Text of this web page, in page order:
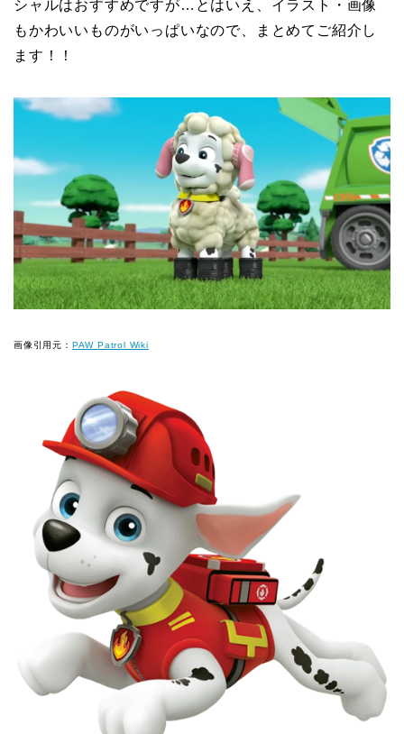
シャルはおすすめですが…とはいえ、イラスト・画像
もかわいいものがいっぱいなので、まとめてご紹介し
ます！！
画像引用元： PAW Patrol Wiki